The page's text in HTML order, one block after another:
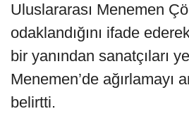
Uluslararası Menemen
odaklandığını ifade
bir yanından sanatçıları
Menemen’de ağırlamayı
belirtti.